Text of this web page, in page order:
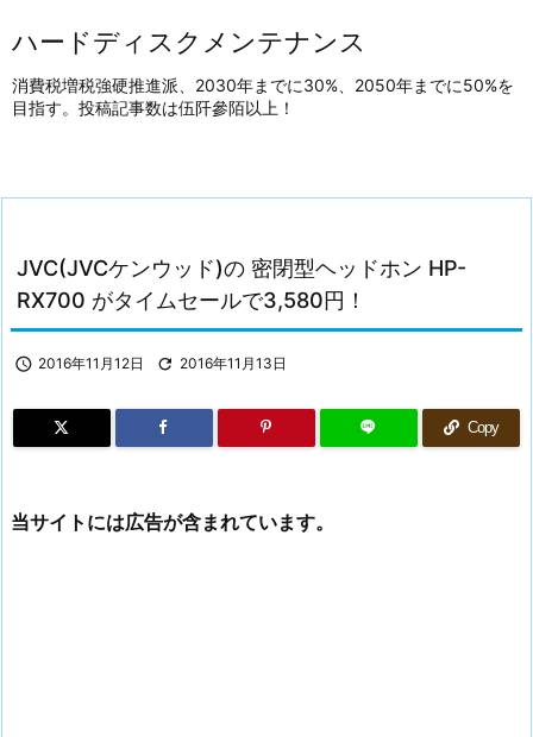
ハードディスクメンテナンス
消費税増税強硬推進派、2030年までに30%、2050年までに50%を
目指す。投稿記事数は伍阡參陌以上！
JVC(JVCケンウッド)の 密閉型ヘッドホン HP-
RX700 がタイムセールで3,580円！
 2016年11月12日  2016年11月13日
Copy
当サイトには広告が含まれています。